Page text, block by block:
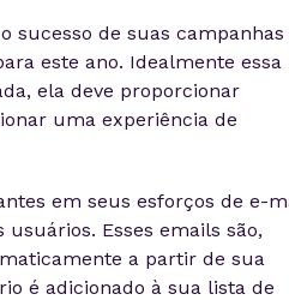
sucesso de suas campanhas
este ano. Idealmente essa
ela deve proporcionar
uma experiência de
em seus esforços de e-
Esses emails são,
a partir de sua
é adicionado à sua lista de